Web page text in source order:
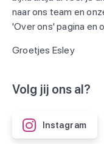
naar ons team en
'Over ons' pagina en
Groetjes Esley
Volg jij ons al?
Instagram